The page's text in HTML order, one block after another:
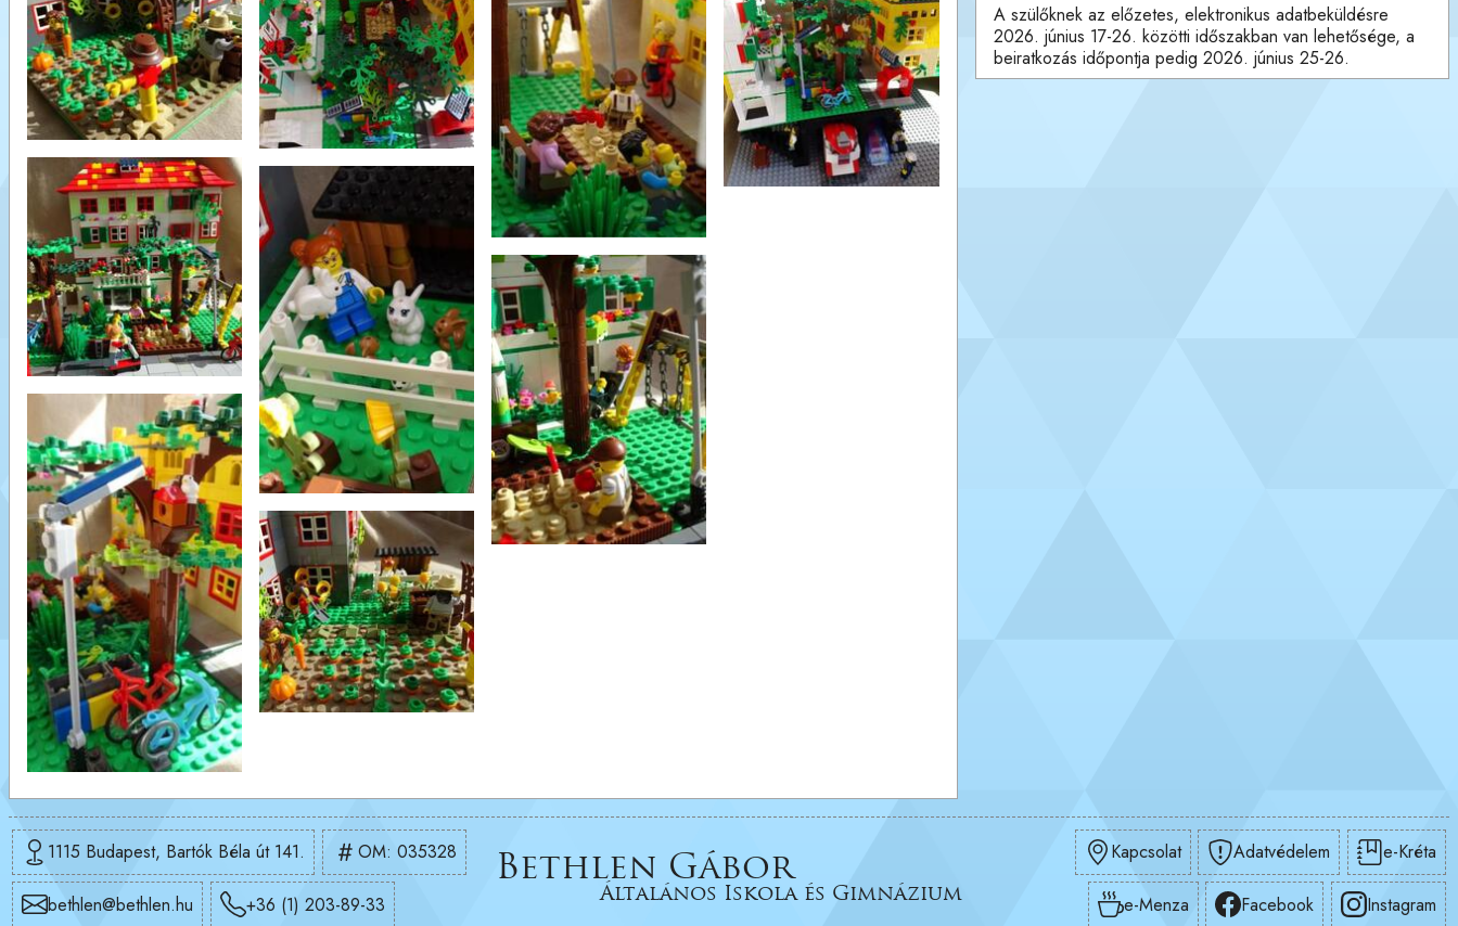
A szülőknek az előzetes, elektronikus adatbeküldésre
2026. június 17-26. közötti időszakban van lehetősége, a
beiratkozás időpontja pedig 2026. június 25-26.
Bethlen Gábor
Általános Iskola és Gimnázium
1115 Budapest, Bartók Béla út 141. OM: 035328
bethlen@bethlen.hu +36 (1) 203-89-33
Kapcsolat Adatvédelem e-Kréta
e-Menza Facebook Instagram